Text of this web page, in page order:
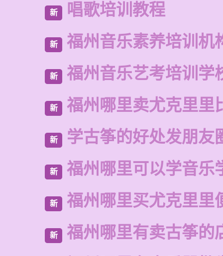
新 唱歌培训教程
新 福州音乐素养培训机
新 福州音乐艺考培训学
新 福州哪里卖尤克里里
新 学古筝的好处发朋友
新 福州哪里可以学音乐
新 福州哪里买尤克里里
新 福州哪里有卖古筝的